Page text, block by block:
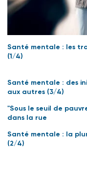
Santé mentale : les
(1/4)
Santé mentale : des
aux autres (3/4)
"Sous le seuil de
dans la rue
Santé mentale : la
(2/4)